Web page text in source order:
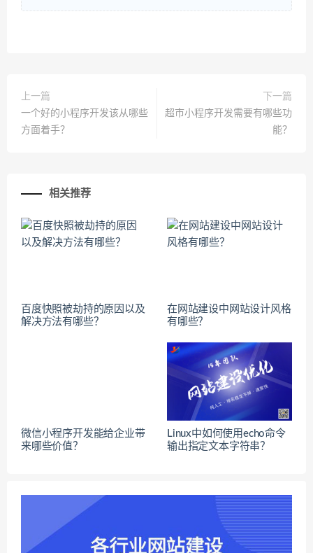
上一篇
一个好的小程序开发该从哪些
方面着手？
下一篇
超市小程序开发需要有哪些功
能？
相关推荐
百度快照被劫持的原因以及
解决方法有哪些？
在网站建设中网站设计风格
有哪些？
微信小程序开发能给企业带
来哪些价值？
Linux中如何使用echo命令
输出指定文本字符串？